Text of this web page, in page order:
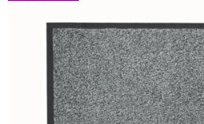
hviezdičiek.